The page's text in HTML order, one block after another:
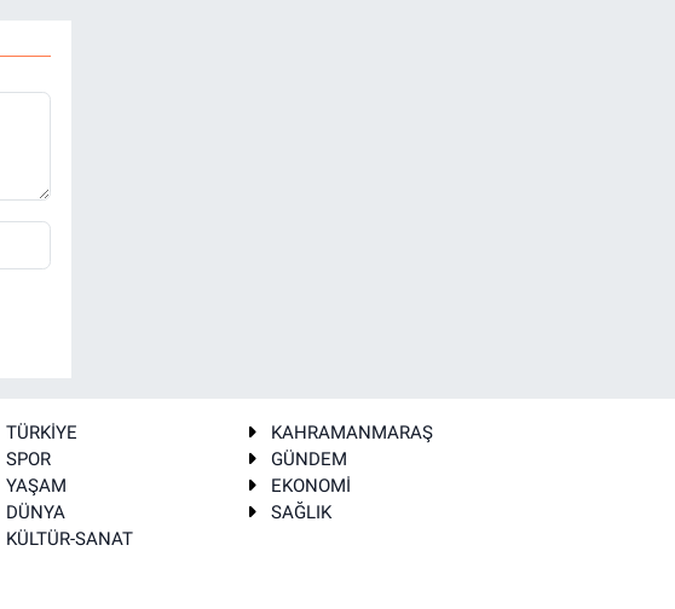
TÜRKİYE
KAHRAMANMARAŞ
SPOR
GÜNDEM
YAŞAM
EKONOMİ
DÜNYA
SAĞLIK
KÜLTÜR-SANAT